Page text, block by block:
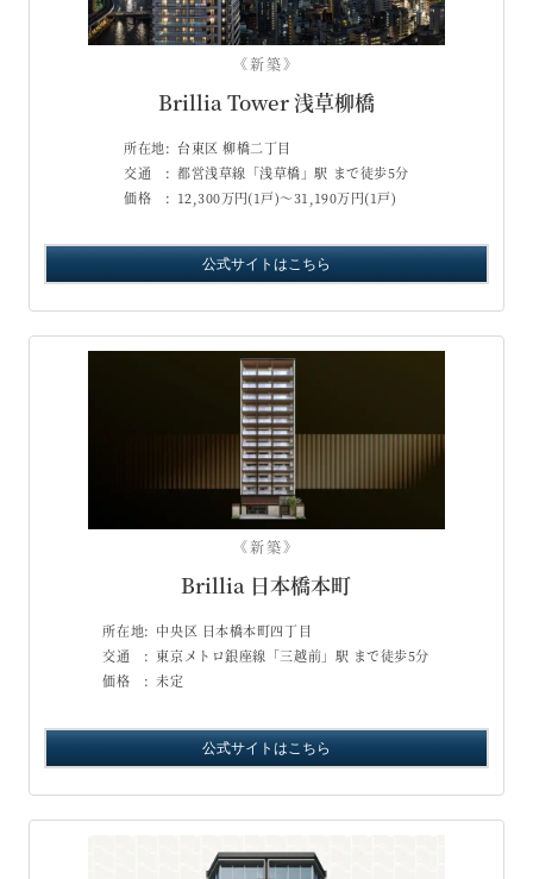
《新築》
Brillia Tower 浅草柳橋
所在地: 台東区 柳橋二丁目
交通 : 都営浅草線「浅草橋」駅 まで徒歩5分
価格 : 12,300万円(1戸)～31,190万円(1戸)
公式サイトはこちら
《新築》
Brillia 日本橋本町
所在地: 中央区 日本橋本町四丁目
交通 : 東京メトロ銀座線「三越前」駅 まで徒歩5分
価格 : 未定
公式サイトはこちら